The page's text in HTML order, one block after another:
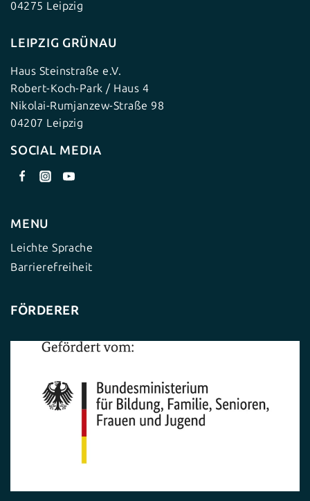
04275 Leipzig
LEIPZIG GRÜNAU
Haus Steinstraße e.V.
Robert-Koch-Park / Haus 4
Nikolai-Rumjanzew-Straße 98
04207 Leipzig
SOCIAL MEDIA
MENU
Leichte Sprache
Barrierefreiheit
FÖRDERER